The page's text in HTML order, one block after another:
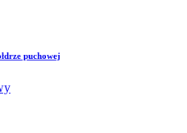
puchowej